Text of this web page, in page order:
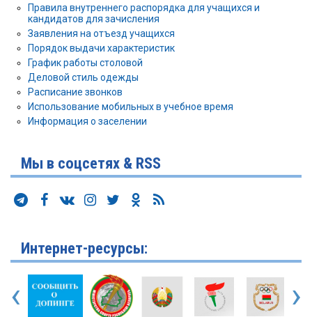
Правила внутреннего распорядка для учащихся и
кандидатов для зачисления
Заявления на отъезд учащихся
Порядок выдачи характеристик
График работы столовой
Деловой стиль одежды
Расписание звонков
Использование мобильных в учебное время
Информация о заселении
Мы в соцсетях & RSS
Интернет-ресурсы:
‹ ›